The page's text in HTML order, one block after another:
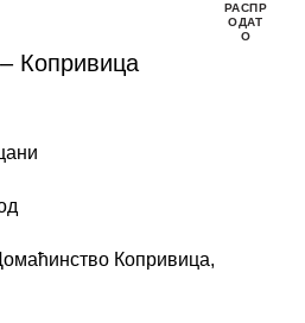
РАСПР
ОДАТ
О
Копривица
Копривица,